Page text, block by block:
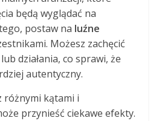
będą wyglądać na
postaw na luźne
Możesz zachęcić
działania, co sprawi, że
autentyczny.
różnymi kątami i
przynieść ciekawe efekty.